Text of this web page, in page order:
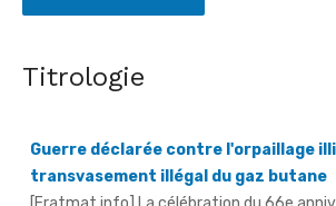
Titrologie
transvasement illégal du gaz butane
[Fratmat.info] La célébration du 66e
l'indépendance de la Côte d'Ivoire à